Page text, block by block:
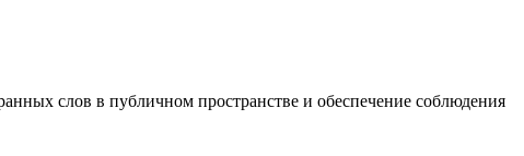
слов в публичном пространстве и обеспечение соблюдения